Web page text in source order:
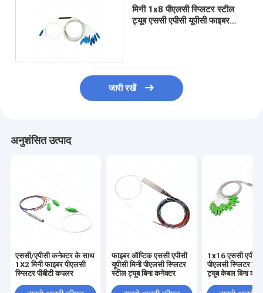
मिनी 1x8 पीएलसी स्प्लिटर स्टील
ट्यूब एससी एपीसी यूपीसी फाइबर
जारी रखें
अनुशंसित उत्पाद
एससी/एपीसी कनेक्टर के साथ
1X2 मिनी फाइबर पीएलसी
स्प्लिटर पीबीटी कपलर
फाइबर ऑप्टिक एससी एपीसी
यूपीसी मिनी पीएलसी स्प्लिटर
स्टील ट्यूब बिना कनेक्टर
1x16 एससी एपीसी
पीएलसी स्प्लिटर
ट्यूब केबल बिना